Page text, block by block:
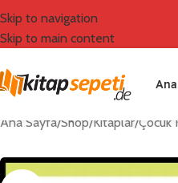
Skip to navigation
Skip to main content
Ana Sayfa/Shop/Kitaplar/Çocuk